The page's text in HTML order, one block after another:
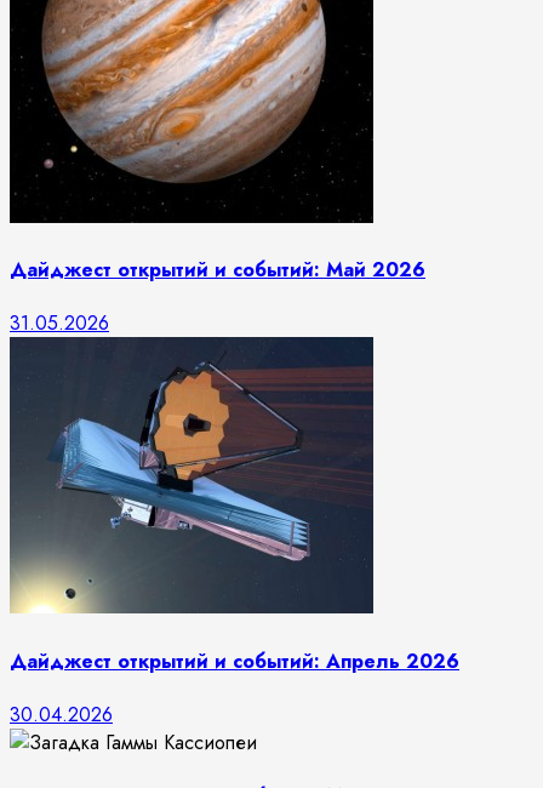
Дайджест открытий и событий: Май 2026
31.05.2026
Дайджест открытий и событий: Апрель 2026
30.04.2026